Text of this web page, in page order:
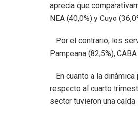
aprecia que
NEA (40,0%) y Cuyo
Por el contrario, los
Pampeana (82,5%),
En cuanto a la
respecto al cuarto
sector tuvieron una caída